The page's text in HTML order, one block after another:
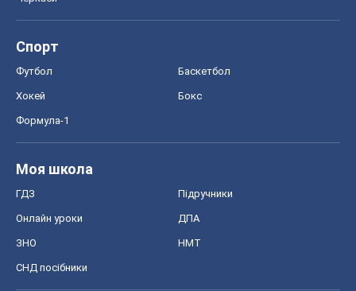
Спорт
Футбол Баскетбол
Хокей Бокс
Формула-1
Моя школа
ГДЗ Підручники
Онлайн уроки ДПА
ЗНО НМТ
СНД посібники